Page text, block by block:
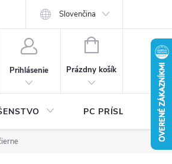
Písalo sa o nás
Slovenčina
Prihlásenie
NÁKUPNÝ
Prázdny košík
PC